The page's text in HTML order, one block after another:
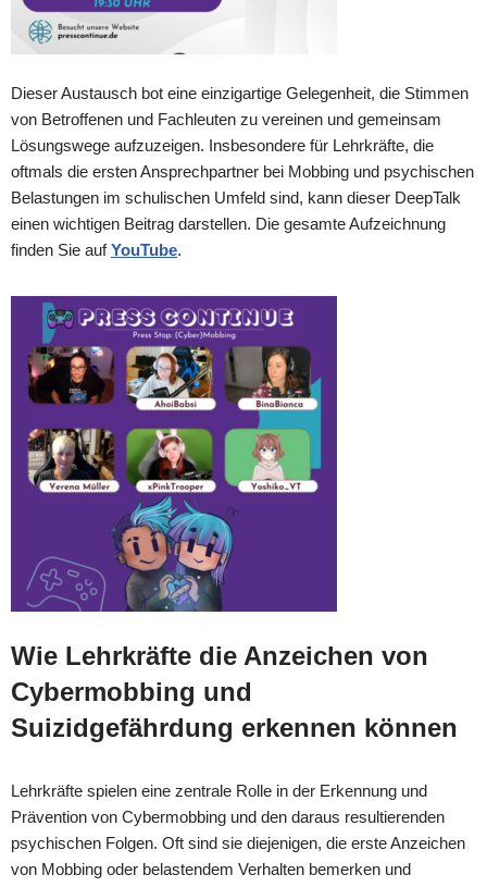
Dieser Austausch bot eine einzigartige Gelegenheit, die Stimmen
von Betroffenen und Fachleuten zu vereinen und gemeinsam
Lösungswege aufzuzeigen. Insbesondere für Lehrkräfte, die
oftmals die ersten Ansprechpartner bei Mobbing und psychischen
Belastungen im schulischen Umfeld sind, kann dieser DeepTalk
einen wichtigen Beitrag darstellen. Die gesamte Aufzeichnung
finden Sie aufYouTube.
Wie Lehrkräfte die Anzeichen von
Cybermobbing und
Suizidgefährdung erkennen können
Lehrkräfte spielen eine zentrale Rolle in der Erkennung und
Prävention von Cybermobbing und den daraus resultierenden
psychischen Folgen. Oft sind sie diejenigen, die erste Anzeichen
von Mobbing oder belastendem Verhalten bemerken und